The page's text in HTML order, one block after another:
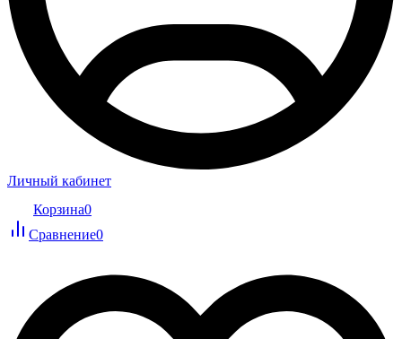
Личный кабинет
Корзина0
Сравнение0